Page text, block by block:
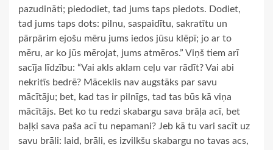
pazudināti; piedodiet, tad jums taps piedots. Dodiet,
tad jums taps dots: pilnu, saspaidītu, sakratītu un
pārpārim ejošu mēru jums iedos jūsu klēpī; jo ar to
mēru, ar ko jūs mērojat, jums atmēros.” Viņš tiem arī
sacīja līdzību: “Vai akls aklam ceļu var rādīt? Vai abi
nekritīs bedrē? Māceklis nav augstāks par savu
mācītāju; bet, kad tas ir pilnīgs, tad tas būs kā viņa
mācītājs. Bet ko tu redzi skabargu sava brāļa acī, bet
baļķi sava paša acī tu nepamani? Jeb kā tu vari sacīt uz
savu brāli: laid, brāli, es izvilkšu skabargu no tavas acs,